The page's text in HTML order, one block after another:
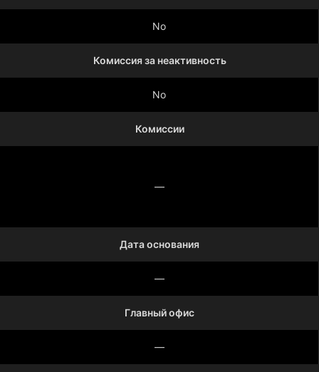
No
Комиссия за неактивность
No
Комиссии
—
Дата основания
—
Главный офис
—